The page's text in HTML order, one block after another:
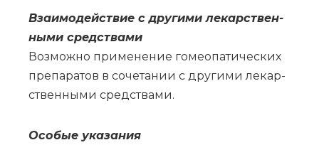
Вза­и­мо­действие с дру­ги­ми ле­кар­ствен­
ны­ми сред­ства­ми
Воз­мож­но при­ме­не­ние го­мео­па­ти­че­ских
пре­па­ра­тов в со­че­та­нии с дру­ги­ми ле­кар­
ствен­ны­ми сред­ства­ми.
Осо­бые ука­за­ния